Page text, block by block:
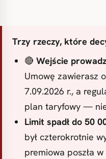
Trzy rzeczy, które
🔴 Wejście
Umowę zawierasz
7.09.2026 r., a
plan taryfowy —
Limit spadł do 50
był czterokrotnie
premiowa poszła